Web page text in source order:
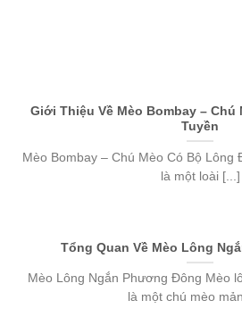
Giới Thiệu Về Mèo Bombay – Chú
Tuyền
Mèo Bombay – Chú Mèo Có Bộ Lông
là một loài [...]
Tổng Quan Về Mèo Lông
Mèo Lông Ngắn Phương Đông Mèo
là một chú mèo